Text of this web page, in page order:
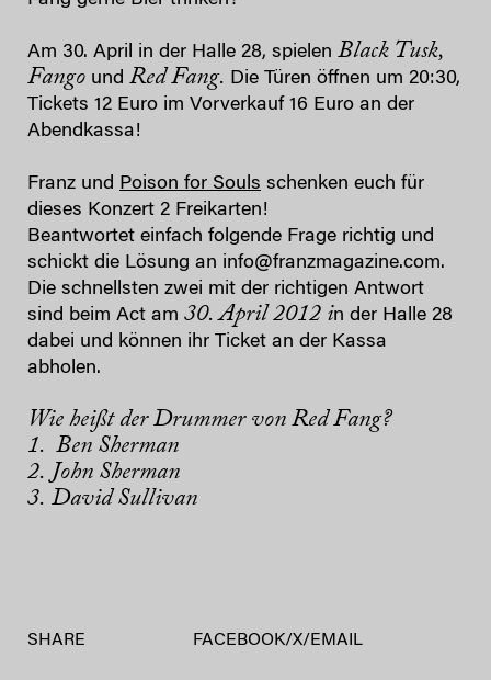
Am 30. April in der Halle 28, spielen Black Tusk,
Fango und Red Fang. Die Türen öffnen um 20:30,
Tickets 12 Euro im Vorverkauf 16 Euro an der
Abendkassa!
Franz und Poison for Souls schenken euch für
dieses Konzert 2 Freikarten!
Beantwortet einfach folgende Frage richtig und
schickt die Lösung an info@franzmagazine.com.
Die schnellsten zwei mit der richtigen Antwort
sind beim Act am 30. April 2012 in der Halle 28
dabei und können ihr Ticket an der Kassa
abholen.
Wie heißt der Drummer von Red Fang?
1. Ben Sherman
2. John Sherman
3. David Sullivan
SHARE FACEBOOK/X/ EMAIL